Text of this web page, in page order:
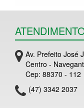
Av. Prefeito José
Centro -
Cep: 88370 - 112
(47) 3342 2037